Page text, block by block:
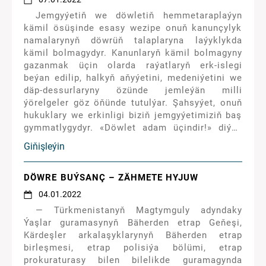
Jemgyýetiň we döwletiň hemmetaraplaýyn
kämil ösüşinde esasy wezipe onuň kanunçylyk
namalarynyň döwrüň talaplaryna laýyklykda
kämil bolmagydyr. Kanunlaryň kämil bolmagyny
gazanmak üçin olarda raýatlaryň erk-islegi
beýan edilip, halkyň aňyýetini, medeniýetini we
däp-dessurlaryny özünde jemleýän milli
ýörelgeler göz öňünde tutulýar. Şahsyýet, onuň
hukuklary we erkinligi biziň jemgyýetimiziň baş
gymmatlygydyr. «Döwlet adam üçindir!» diýen
şygar döwletimiziň gurluşynda esasy ýörelgedir.
Giňişleýin
DÖWRE BUÝSANÇ – ZÄHMETE HYJUW
04.01.2022
— Türkmenistanyň Magtymguly adyndaky
Ýaşlar guramasynyň Bäherden etrap Geňeşi,
Kärdeşler arkalaşyklarynyň Bäherden etrap
birleşmesi, etrap polisiýa bölümi, etrap
prokuraturasy bilen bilelikde guramagynda